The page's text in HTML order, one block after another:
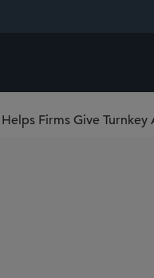
Firms Give Turnkey